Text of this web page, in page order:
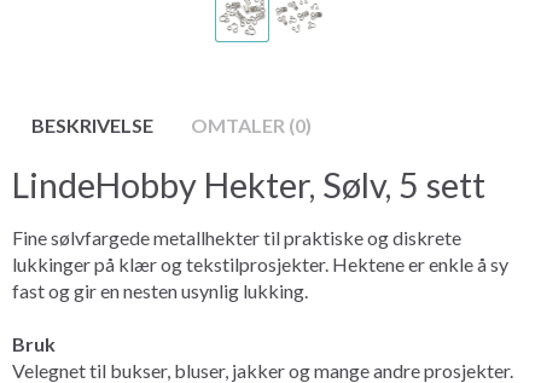
BESKRIVELSE OMTALER (0)
LindeHobby Hekter, Sølv, 5 sett
Fine sølvfargede metallhekter til praktiske og diskrete
lukkinger på klær og tekstilprosjekter. Hektene er enkle å sy
fast og gir en nesten usynlig lukking.
Bruk
Velegnet til bukser, bluser, jakker og mange andre prosjekter.